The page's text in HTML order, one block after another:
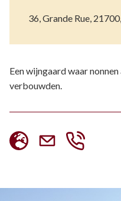
36, Grande Rue,
Een wijngaard waar nonnen
verbouwden.